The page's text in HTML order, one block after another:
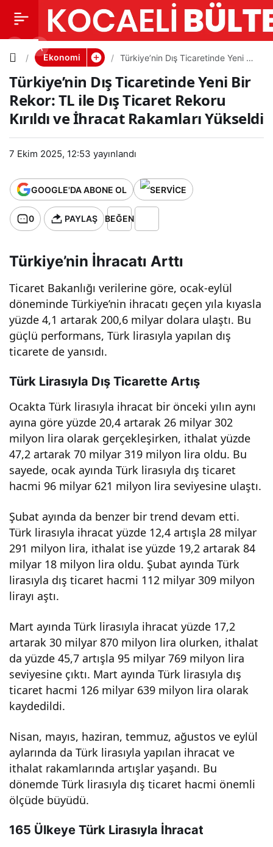
Ekonomi
Türkiye’nin Dış Ticaretinde Yeni Bir
Kırıldı ve İhracat Rakamları
Yükseldi
Türkiye’nin Dış Ticaretinde Yeni Bir
Rekor: TL ile Dış Ticaret Rekoru
Kırıldı ve İhracat Rakamları Yükseldi
7 Ekim 2025, 12:53 yayınlandı
GOOGLE'DA ABONE OL
0 PAYLAŞ BEĞEN
Türkiye’nin İhracatı Arttı
Ticaret Bakanlığı verilerine göre, ocak-eylül
döneminde Türkiye’nin ihracatı geçen yıla kıyasla
yüzde 4,1 artarak 200,6 milyar dolara ulaştı. Bu
güçlü performans, Türk lirasıyla yapılan dış
ticarete de yansıdı.
Türk Lirasıyla Dış Ticarette Artış
Ocakta Türk lirasıyla ihracat bir önceki yılın aynı
ayına göre yüzde 20,4 artarak 26 milyar 302
milyon lira olarak gerçekleşirken, ithalat yüzde
47,2 artarak 70 milyar 319 milyon lira oldu. Bu
sayede, ocak ayında Türk lirasıyla dış ticaret
hacmi 96 milyar 621 milyon lira seviyesine ulaştı.
Şubat ayında da benzer bir trend devam etti.
Türk lirasıyla ihracat yüzde 12,4 artışla 28 milyar
291 milyon lira, ithalat ise yüzde 19,2 artarak 84
milyar 18 milyon lira oldu. Şubat ayında Türk
lirasıyla dış ticaret hacmi 112 milyar 309 milyon
lirayı aştı.
Mart ayında Türk lirasıyla ihracat yüzde 17,2
artarak 30 milyar 870 milyon lira olurken, ithalat
da yüzde 45,7 artışla 95 milyar 769 milyon lira
seviyesine çıktı. Mart ayında Türk lirasıyla dış
ticaret hacmi 126 milyar 639 milyon lira olarak
kaydedildi.
Nisan, mayıs, haziran, temmuz, ağustos ve eylül
aylarında da Türk lirasıyla yapılan ihracat ve
ithalat rakamlarında artışlar yaşandı. Bu
dönemde Türk lirasıyla dış ticaret hacmi önemli
ölçüde büyüdü.
165 Ülkeye Türk Lirasıyla İhracat
Türkiye’ni
n Dış
Ticaretin
de Yeni
Bir Rekor:
TL ile Dış
Ticaret
Rekoru
Kırıldı ve
İhracat
Rakamları
Yükseldi
PAYLAŞ